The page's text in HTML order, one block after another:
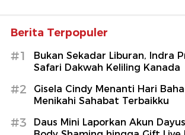
Berita Terpopuler
#1
Bukan Sekadar Liburan, Indra
Safari Dakwah Keliling Kanada
#2
Gisela Cindy Menanti Hari
Menikahi Sahabat Terbaikku
#3
Daus Mini Laporkan Akun